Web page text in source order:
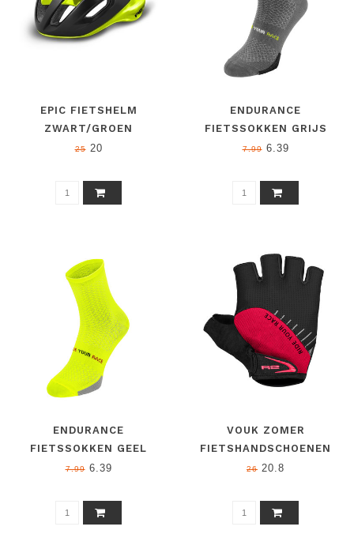
EPIC FIETSHELM
ZWART/GROEN
2520
ENDURANCE
FIETSSOKKEN GRIJS
7.996.39
ENDURANCE
FIETSSOKKEN GEEL
7.996.39
VOUK ZOMER
FIETSHANDSCHOENEN
ROOD
26 20.8